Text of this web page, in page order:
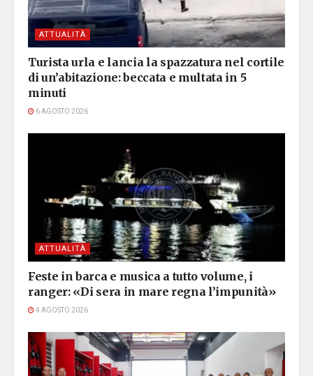
ATTUALITÀ
Turista urla e lancia la spazzatura nel cortile
di un’abitazione: beccata e multata in 5
minuti
6 AGOSTO 2026
ATTUALITÀ
Feste in barca e musica a tutto volume, i
ranger: «Di sera in mare regna l’impunità»
4 AGOSTO 2026